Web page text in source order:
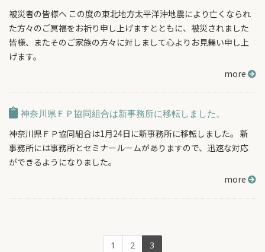
被災者の皆様へ この度の東北地方太平洋沖地震により亡くなられ
た方々のご冥福をお祈り申し上げますとともに、被災されました
皆様、またそのご家族の方々に対しまして心よりお見舞い申し上
げます。
more
神奈川県ＦＰ協同組合は新事務所に移転しました。
神奈川県ＦＰ協同組合は1月24日に新事務所に移転しました。 新
事務所には事務所とセミナールームがありますので、迅速な対応
ができるようになりました。
more
1 2 3